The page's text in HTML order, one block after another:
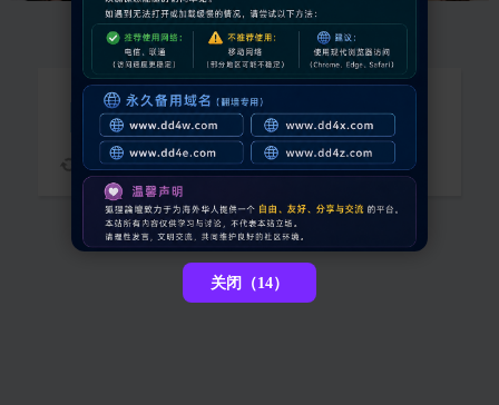
抱歉，您需要登录后才能查看
请稍候...
关闭（13）